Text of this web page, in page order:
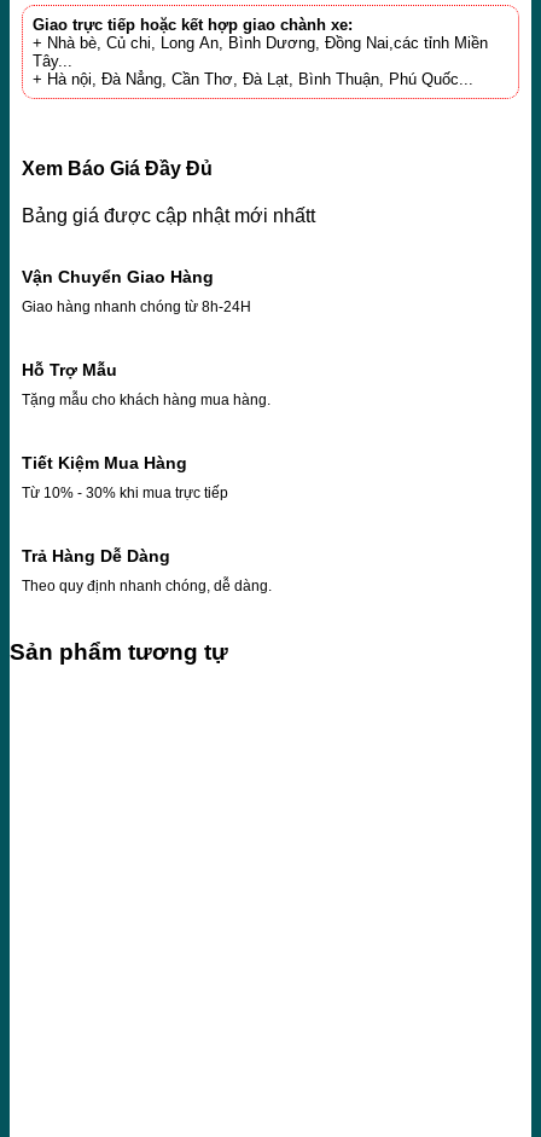
Giao trực tiếp hoặc kết hợp giao chành xe:
+ Nhà bè, Củ chi, Long An, Bình Dương, Đồng Nai,các tỉnh Miền
Tây...
+ Hà nội, Đà Nẳng, Cần Thơ, Đà Lạt, Bình Thuận, Phú Quốc...
Xem Báo Giá Đầy Đủ
Bảng giá được cập nhật mới nhấtt
Vận Chuyển Giao Hàng
Giao hàng nhanh chóng từ 8h-24H
Hỗ Trợ Mẫu
Tặng mẫu cho khách hàng mua hàng.
Tiết Kiệm Mua Hàng
Từ 10% - 30% khi mua trực tiếp
Trả Hàng Dễ Dàng
Theo quy định nhanh chóng, dễ dàng.
Sản phẩm tương tự